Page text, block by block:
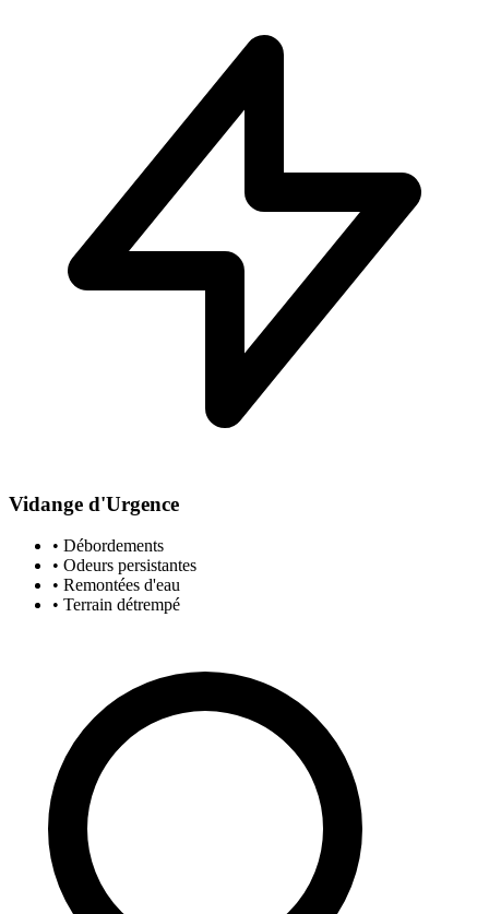
Vidange d'Urgence
• Débordements
• Odeurs persistantes
• Remontées d'eau
• Terrain détrempé